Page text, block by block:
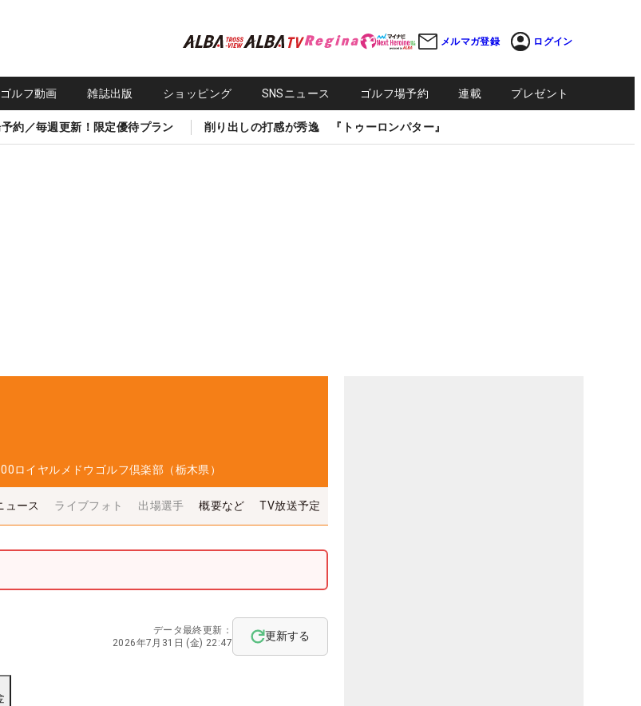
メルマガ登録 ログイン
ゴルフ動画 雑誌出版 ショッピング SNSニュース ゴルフ場予約 連載 プレゼント
約／毎週更新！限定優待プラン 削り出しの打感が秀逸 『トゥーロンパター』
ロイヤルメドウゴルフ倶楽部（栃木県）
ュース ライブフォト 出場選手 概要など TV放送予定
データ最終更新：
2026年7月31日 (金) 22:47
更新する